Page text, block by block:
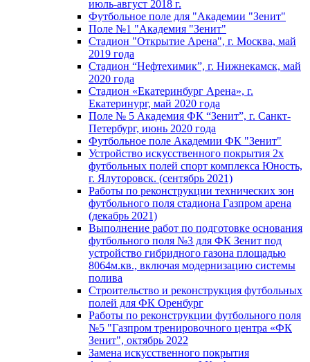
июль-август 2018 г.
Футбольное поле для "Академии "Зенит"
Поле №1 "Академия "Зенит"
Стадион "Открытие Арена", г. Москва, май
2019 года
Стадион “Нефтехимик”, г. Нижнекамск, май
2020 года
Стадион «Екатеринбург Арена», г.
Екатеринург, май 2020 года
Поле № 5 Академия ФК “Зенит”, г. Санкт-
Петербург, июнь 2020 года
Футбольное поле Академии ФК "Зенит"
Устройство искусственного покрытия 2х
футбольных полей спорт комплекса Юность,
г. Ялуторовск. (сентябрь 2021)
Работы по реконструкции технических зон
футбольного поля стадиона Газпром арена
(декабрь 2021)
Выполнение работ по подготовке основания
футбольного поля №3 для ФК Зенит под
устройство гибридного газона площадью
8064м.кв., включая модернизацию системы
полива
Строительство и реконструкция футбольных
полей для ФК Оренбург
Работы по реконструкции футбольного поля
№5 "Газпром тренировочного центра «ФК
Зенит", октябрь 2022
Замена искусственного покрытия